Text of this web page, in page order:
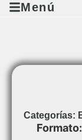
Menú
Categorías: